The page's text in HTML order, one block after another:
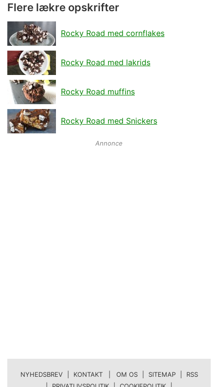
Flere lækre opskrifter
Rocky Road med cornflakes
Rocky Road med lakrids
Rocky Road muffins
Rocky Road med Snickers
Annonce
NYHEDSBREV KONTAKT | OM OS SITEMAP
RSS